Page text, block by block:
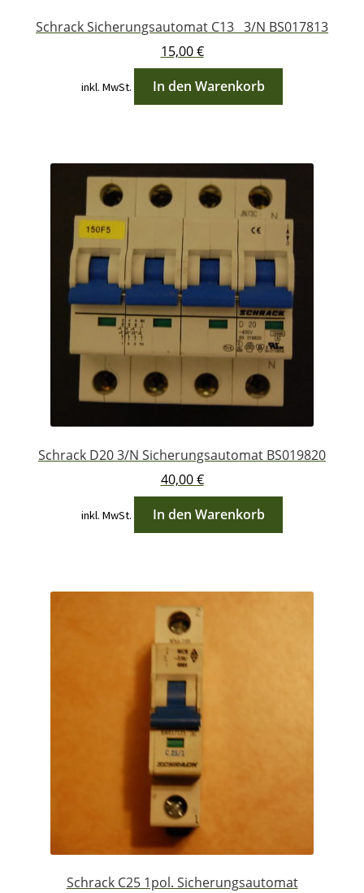
Schrack Sicherungsautomat C13 3/N BS017813
15,00€
inkl. MwSt. In den Warenkorb
Schrack D20 3/N Sicherungsautomat BS019820
40,00€
inkl. MwSt. In den Warenkorb
Schrack C25 1pol. Sicherungsautomat